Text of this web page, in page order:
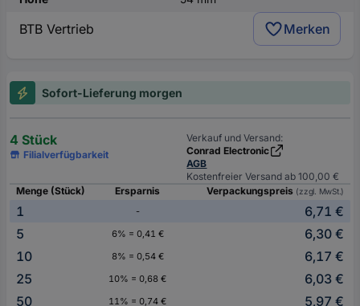
BTB Vertrieb Merken
Sofort-Lieferung morgen
4 Stück
Filialverfügbarkeit
Verkauf und Versand:
Conrad Electronic
AGB
Kostenfreier Versand ab 100,00 €
Menge (Stück)
Ersparnis Verpackungspreis (zzgl. MwSt.)
1 -
6,71 €
5
6% = 0,41 €
6,30 €
10
8% = 0,54 €
6,17 €
25
10% = 0,68 €
6,03 €
50
11% = 0,74 € 5,97 €